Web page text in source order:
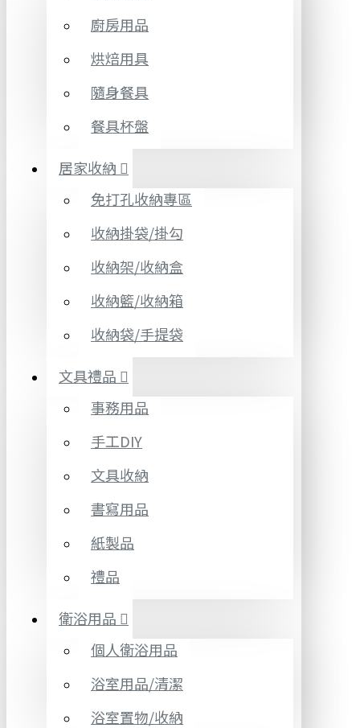
廚房用品
烘焙用具
隨身餐具
餐具杯盤
居家收納
免打孔收納專區
收納掛袋/掛勾
收納架/收納盒
收納籃/收納箱
收納袋/手提袋
文具禮品
事務用品
手工DIY
文具收納
書寫用品
紙製品
禮品
衛浴用品
個人衛浴用品
浴室用品/清潔
浴室置物/收納